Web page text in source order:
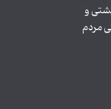
و
مردم